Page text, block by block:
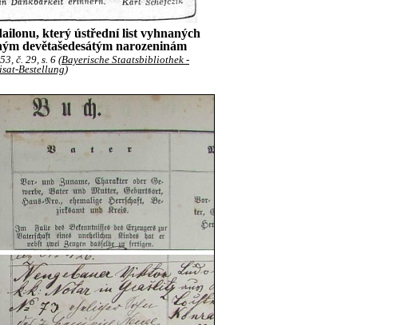
který ústřední list vyhnaných
devětašedesátým narozeninám
č. 29, s. 6 (Bayerische Staatsbibliothek -
Bestellung)